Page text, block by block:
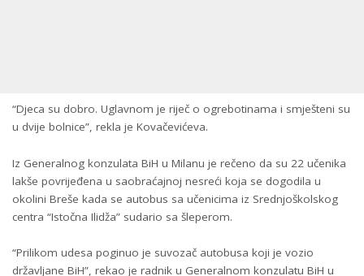
“Djeca su dobro. Uglavnom je riječ o ogrebotinama i smješteni su
u dvije bolnice”, rekla je Kovačevićeva.
Iz Generalnog konzulata BiH u Milanu je rečeno da su 22 učenika
lakše povrijeđena u saobraćajnoj nesreći koja se dogodila u
okolini Breše kada se autobus sa učenicima iz Srednjoškolskog
centra “Istočna Ilidža” sudario sa šleperom.
“Prilikom udesa poginuo je suvozač autobusa koji je vozio
državljane BiH”, rekao je radnik u Generalnom konzulatu BiH u